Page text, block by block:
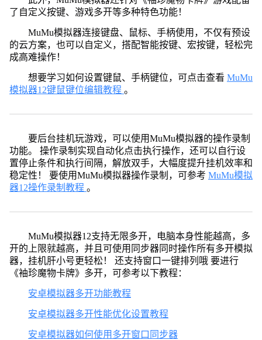
了自定义按键、游戏多开等多种特色功能！
MuMu模拟器连接键盘、鼠标、手柄使用，不仅有预设
的云方案，也可以自定义，搭配智能按键、宏按键，轻松完
成高难操作！
想要学习如何设置键鼠、手柄键位，可点击查看 MuMu
模拟器12键鼠键位编辑教程 。
要后台挂机玩游戏，可以使用MuMu模拟器的操作录制
功能。 操作录制实现自动化点击执行操作，还可以自行设
置停止条件和执行间隔，解放双手，大幅度提升挂机效率和
稳定性！ 要使用MuMu模拟器操作录制，可参考 MuMu模拟
器12操作录制教程 。
MuMu模拟器12支持无限多开，电脑本身性能越高，多
开的上限就越高，并且可使用同步器同时操作所有多开模拟
器，挂机肝小号更轻松！ 还支持窗口一键排列哦 要进行
《袖珍魔物卡牌》多开，可参考以下教程：
安卓模拟器多开功能教程
安卓模拟器多开性能优化设置教程
安卓模拟器如何使用多开窗口同步器